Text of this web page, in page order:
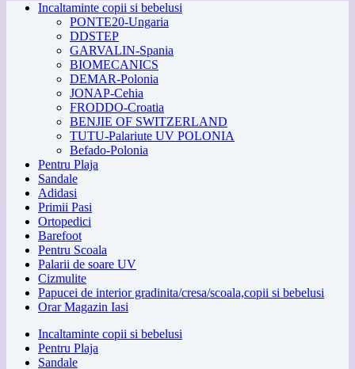
Incaltaminte copii si bebelusi
PONTE20-Ungaria
DDSTEP
GARVALIN-Spania
BIOMECANICS
DEMAR-Polonia
JONAP-Cehia
FRODDO-Croatia
BENJIE OF SWITZERLAND
TUTU-Palariute UV POLONIA
Befado-Polonia
Pentru Plaja
Sandale
Adidasi
Primii Pasi
Ortopedici
Barefoot
Pentru Scoala
Palarii de soare UV
Cizmulite
Papucei de interior gradinita/cresa/scoala,copii si bebelusi
Orar Magazin Iasi
Incaltaminte copii si bebelusi
Pentru Plaja
Sandale